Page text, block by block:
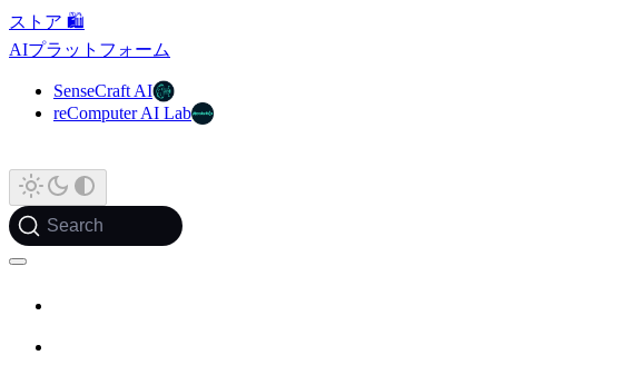
ストア 🛍️
AIプラットフォーム
SenseCraft AI
reComputer AI Lab
Search